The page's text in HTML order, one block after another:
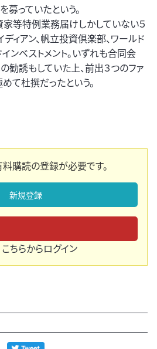
募っていたという。
等特例業務届けしかしていない５
ィアン、帆立投資倶楽部、ワールド
ンベストメント。いずれも合同会
勧誘もしていた上、前出３つのファ
て杜撰だったという。
購読の登録が必要です。
新規登録
こちらからログイン